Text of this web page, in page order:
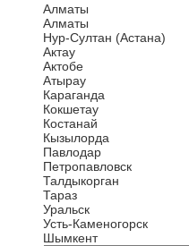
Алматы
Алматы
Нур-Султан (Астана)
Актау
Актобе
Атырау
Караганда
Кокшетау
Костанай
Кызылорда
Павлодар
Петропавловск
Талдыкорган
Тараз
Уральск
Усть-Каменогорск
Шымкент